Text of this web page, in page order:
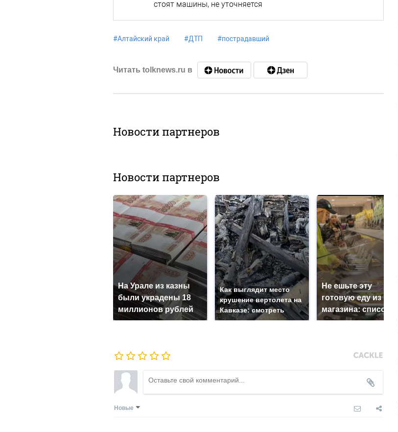
стоят машины, не уточняется
#Алтайский край #ДТП #пострадавший
Читать tolknews.ru в
Новости партнеров
Новости партнеров
На Урале из казны
были украдены 18
миллионов рублей
Как выглядит место
крушение вертолета на
Кавказе: смотреть
Не ешьте эту
готовую еду из
магазина: список
Новые